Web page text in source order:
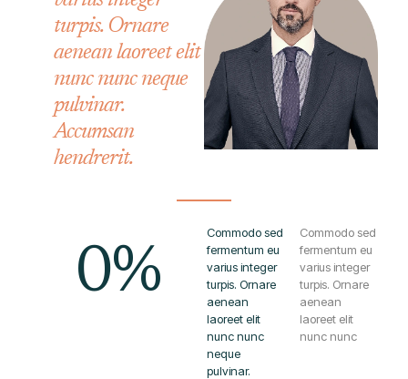
turpis. Ornare
aenean laoreet elit
nunc nunc neque
pulvinar.
Accumsan
hendrerit.
Commodo sed
fermentum eu
varius integer
turpis. Ornare
aenean
laoreet elit
nunc nunc
neque
pulvinar.
0%
Commodo sed
fermentum eu
varius integer
turpis. Ornare
aenean
laoreet elit
nunc nunc